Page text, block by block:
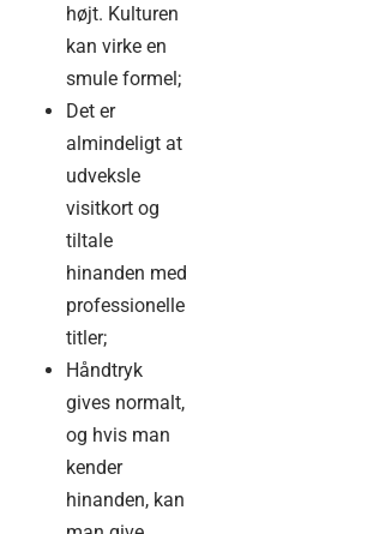
højt. Kulturen
kan virke en
smule formel;
Det er
almindeligt at
udveksle
visitkort og
tiltale
hinanden med
professionelle
titler;
Håndtryk
gives normalt,
og hvis man
kender
hinanden, kan